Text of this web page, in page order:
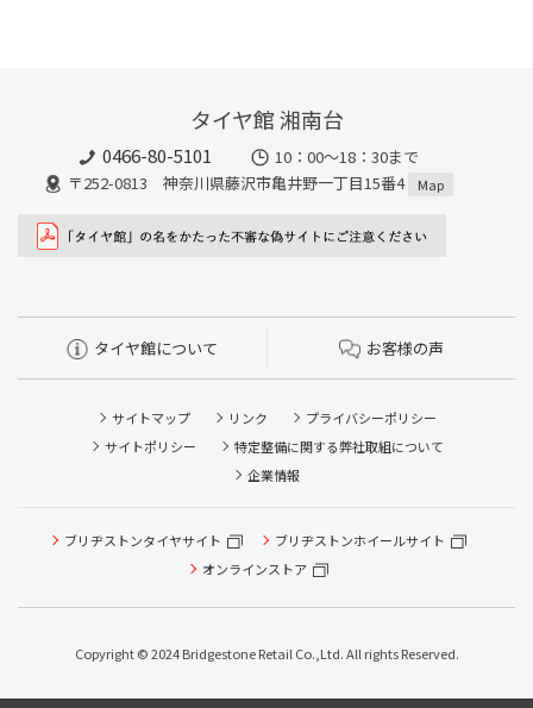
タイヤ館 湘南台
0466-80-5101
10：00～18：30まで
〒252-0813 神奈川県藤沢市亀井野一丁目15番4
Map
タイヤ館について お客様の声
サイトマップ リンク
プライバシーポリシー
サイトポリシー
特定整備に関する弊社取組について
企業情報
ブリヂストンタイヤサイト
ブリヂストンホイールサイト
オンラインストア
Copyright © 2024 Bridgestone Retail Co.,Ltd. All rights Reserved.
タイヤ点検・安全点検/タイヤ履き替え/オイル交換/その他
ピット作業の予約
本日のタイヤ履き替え順番待ち予約 ※クローク契約会員の